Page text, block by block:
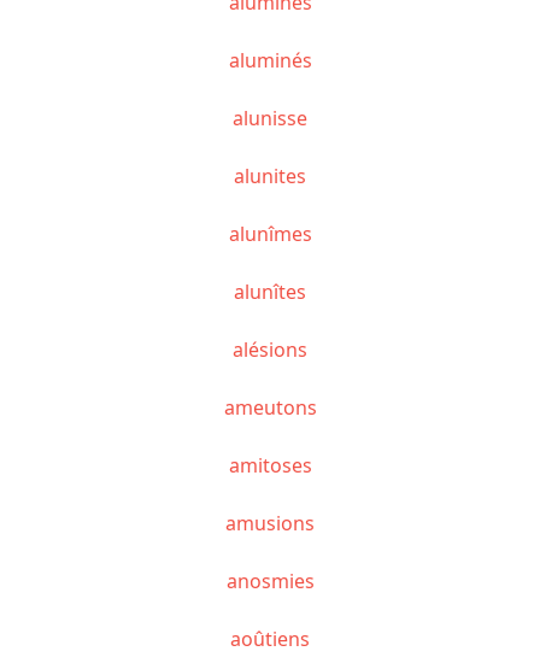
aluminés
alunisse
alunites
alunîmes
alunîtes
alésions
ameutons
amitoses
amusions
anosmies
aoûtiens